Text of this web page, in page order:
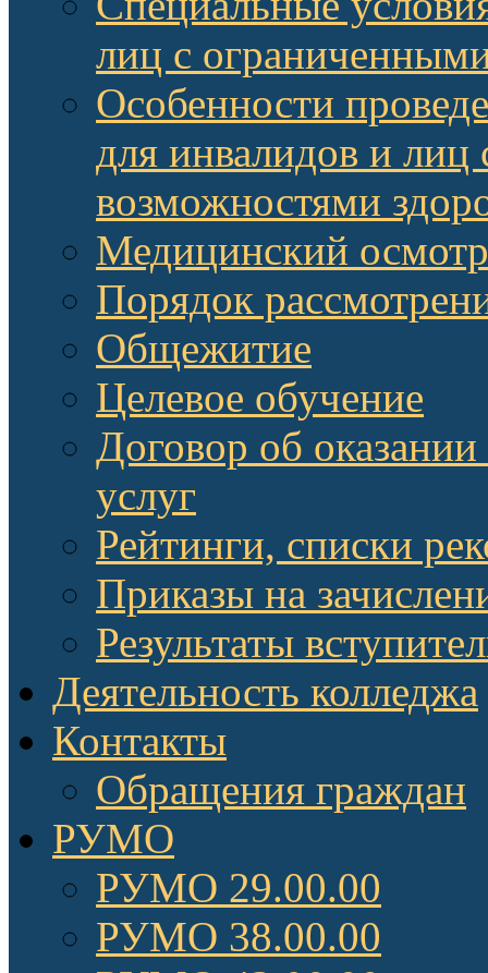
лиц с
Особенности
для инвалидов и
возможностями
Медицинский осмотр
Порядок
Общежитие
Целевое обучение
Договор об
услуг
Рейтинги, списки
Приказы на
Результаты
Деятельность колледжа
Контакты
Обращения граждан
РУМО
РУМО 29.00.00
РУМО 38.00.00